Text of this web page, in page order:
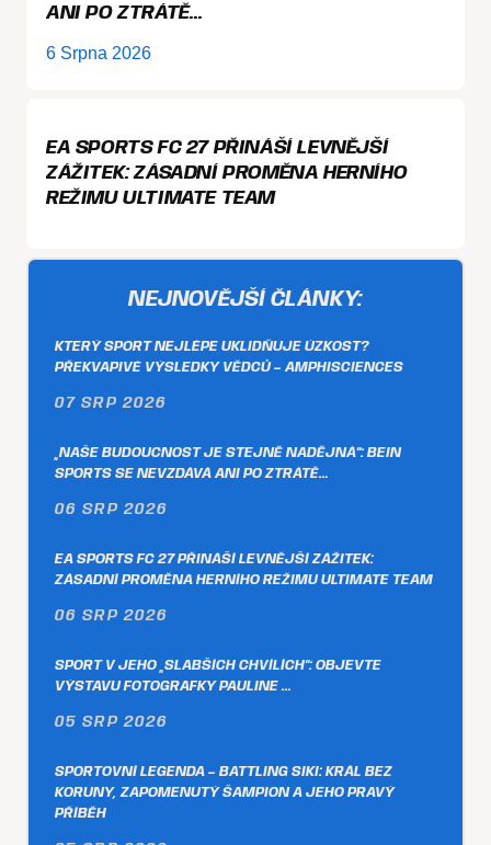
ANI PO ZTRÁTĚ…
6 Srpna 2026
EA SPORTS FC 27 PŘINÁŠÍ LEVNĚJŠÍ
ZÁŽITEK: ZÁSADNÍ PROMĚNA HERNÍHO
REŽIMU ULTIMATE TEAM
NEJNOVĚJŠÍ ČLÁNKY:
KTERÝ SPORT NEJLÉPE UKLIDŇUJE ÚZKOST?
PŘEKVAPIVÉ VÝSLEDKY VĚDCŮ – AMPHISCIENCES
07 SRP 2026
„NAŠE BUDOUCNOST JE STEJNĚ NADĚJNÁ“: BEIN
SPORTS SE NEVZDÁVÁ ANI PO ZTRÁTĚ…
06 SRP 2026
EA SPORTS FC 27 PŘINÁŠÍ LEVNĚJŠÍ ZÁŽITEK:
ZÁSADNÍ PROMĚNA HERNÍHO REŽIMU ULTIMATE TEAM
06 SRP 2026
SPORT V JEHO „SLABŠÍCH CHVÍLÍCH“: OBJEVTE
VÝSTAVU FOTOGRAFKY PAULINE …
05 SRP 2026
SPORTOVNÍ LEGENDA – BATTLING SIKI: KRÁL BEZ
KORUNY, ZAPOMENUTÝ ŠAMPION A JEHO PRAVÝ
PŘÍBĚH